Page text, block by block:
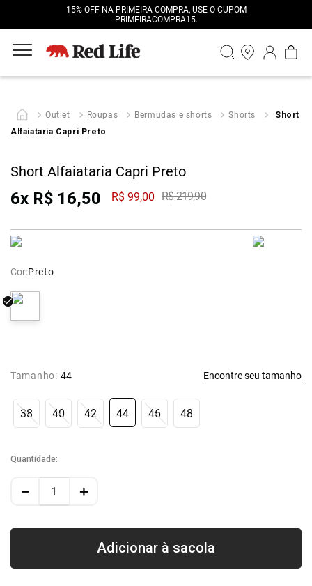
15% OFF NA PRIMEIRA COMPRA, USE O CUPOM
PRIMEIRACOMPRA15.
Outlet Roupas Bermudas e shorts Shorts
Short
Alfaiataria Capri Preto
Short Alfaiataria Capri Preto
6x R$ 16,50 R$ 99,00 R$219,90
Cor:Preto
Tamanho: 44 Encontre seu tamanho
38 40 42 44 46 48
Quantidade
＋
－